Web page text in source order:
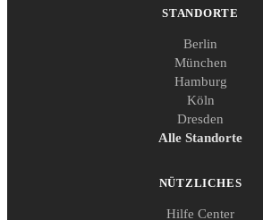
STANDORTE
Berlin
München
Hamburg
Köln
Dresden
Alle Standorte
NÜTZLICHES
Hilfe Center